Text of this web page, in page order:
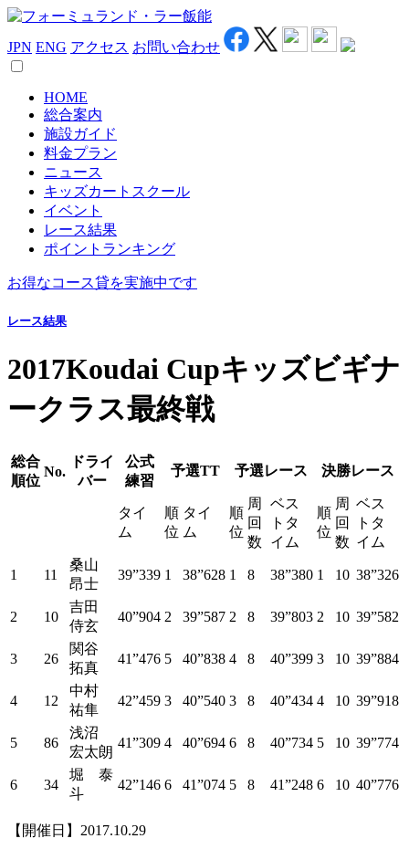
JPN ENG アクセス お問い合わせ
HOME
総合案内
施設ガイド
料金プラン
ニュース
キッズカートスクール
イベント
レース結果
ポイントランキング
お得なコース貸を実施中です
レース結果
2017Koudai Cupキッズビギナ
ークラス最終戦
総合
順位
No.
ドライ
バー
公式
練習
予選TT 予選レース 決勝レース
タイ
ム
順
位
タイ
ム
順
位
周
回
数
ベス
トタ
イム
順
位
周
回
数
ベス
トタ
イム
1 11
桑山
昂士
39”339 1 38”628 1 8 38”380 1 10 38”326
2 10
吉田
侍玄
40”904 2 39”587 2 8 39”803 2 10 39”582
3 26
関谷
拓真
41”476 5 40”838 4 8 40”399 3 10 39”884
4 12
中村
祐隼
42”459 3 40”540 3 8 40”434 4 10 39”918
5 86
浅沼
宏太朗
41”309 4 40”694 6 8 40”734 5 10 39”774
6 34
堀 泰
斗
42”146 6 41”074 5 8 41”248 6 10 40”776
【開催日】2017.10.29